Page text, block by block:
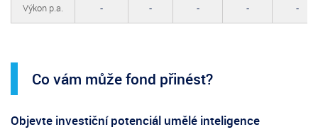
Výkon p.a. - - - - -
Co vám může fond přinést?
Objevte investiční potenciál umělé inteligence